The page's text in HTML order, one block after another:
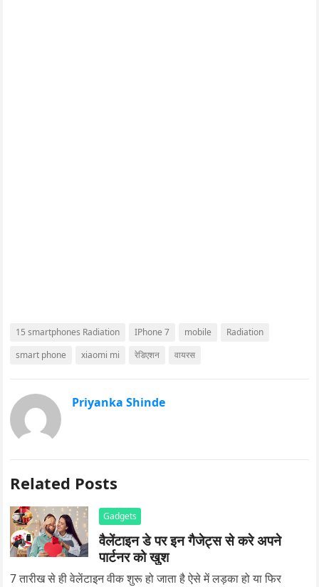
15 smartphones Radiation IPhone 7 mobile
Radiation
smart phone
xiaomi mi रेडिएशन वायरस
Priyanka Shinde
Related Posts
Gadgets
वैलेंटाइन डे पर इन गैजेट्स से करे अपने
पार्टनर को खुश
7 तारीख से ही वेलेंटाइन वीक शुरू हो जाता है ऐसे में लड़का हो या फिर